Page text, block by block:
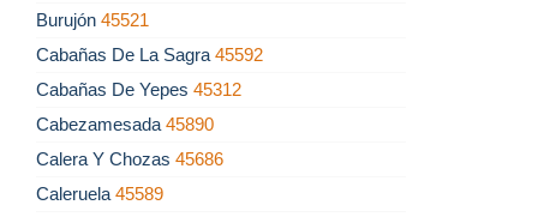
Burujón 45521
Cabañas De La Sagra 45592
Cabañas De Yepes 45312
Cabezamesada 45890
Calera Y Chozas 45686
Caleruela 45589